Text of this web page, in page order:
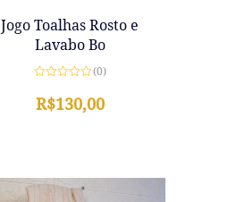
Jogo Toalhas Rosto e
Lavabo Bo
0
de
(0)
R$130,00